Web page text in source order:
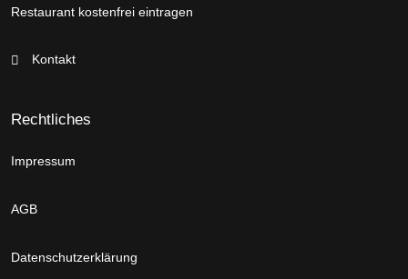
Restaurant kostenfrei eintragen
Kontakt
Rechtliches
Impressum
AGB
Datenschutzerklärung